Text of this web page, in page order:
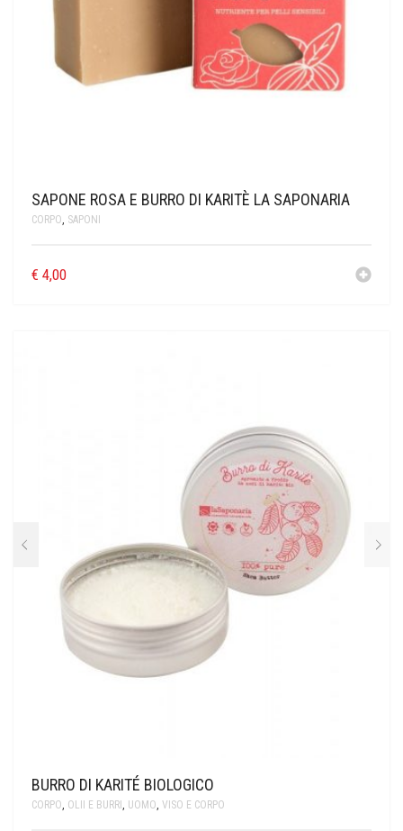
SAPONE ROSA E BURRO DI KARITÈ LA SAPONARIA
CORPO, SAPONI
€ 4,00
BURRO DI KARITÉ BIOLOGICO
CORPO, OLII E BURRI , UOMO, VISO E CORPO